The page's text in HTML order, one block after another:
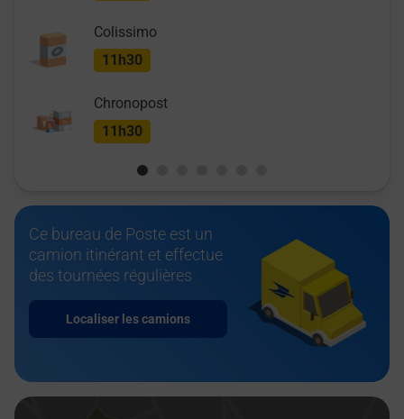
Colissimo
11h30
Chronopost
11h30
Ce bureau de Poste est un
camion itinérant et effectue
des tournées régulières
Localiser les camions